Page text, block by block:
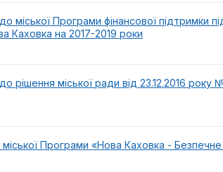
міської Програми фінансової підтримки
Каховка на 2017-2019 роки
рішення міської ради від 23.12.2016 року
Програми «Нова Каховка - Безпечне